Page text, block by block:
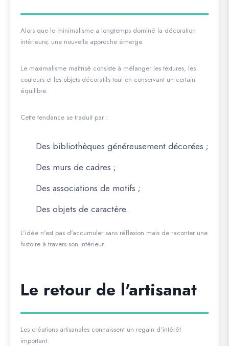
Alors que le minimalisme a longtemps dominé la décoration
intérieure, une nouvelle approche émerge.
Le maximalisme maîtrisé consiste à mélanger les textures, les
couleurs et les objets décoratifs tout en conservant un certain
équilibre.
Cette tendance se traduit par :
Des bibliothèques généreusement décorées ;
Des murs de cadres ;
Des associations de motifs ;
Des objets de caractère.
L'idée n'est pas d'accumuler sans réflexion mais de raconter une
histoire à travers son intérieur.
Le retour de l'artisanat
Les créations artisanales connaissent un regain d'intérêt
important.